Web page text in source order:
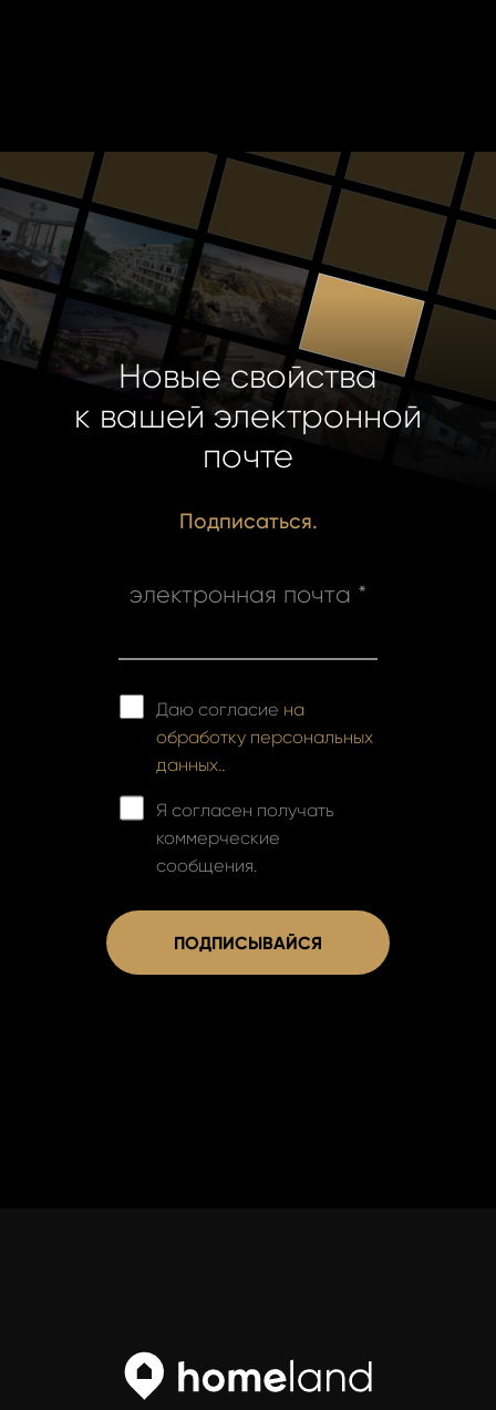
Новые свойства
к вашей электронной
почте
Подписаться.
электронная почта *
Даю согласие на
обработку персональных
данных..
Я согласен получать
коммерческие
сообщения.
ПОДПИСЫВАЙСЯ